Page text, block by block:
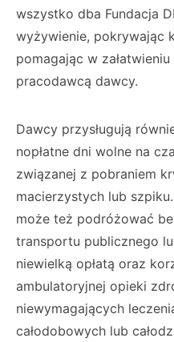
wszystko dba Fundacja
wyżywienie, pokrywając
pomagając w
pracodawcą dawcy.
Dawcy przysługują
nopłatne dni wolne na
związanej z pobraniem
macierzystych lub
może też podróżować
transportu publicznego
niewielką opłatą oraz
ambulatoryjnej opieki
niewymagających
całodobowych lub